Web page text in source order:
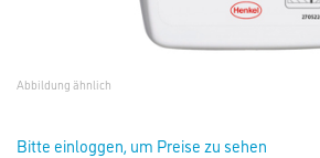
Abbildung ähnlich
Bitte einloggen, um Preise zu sehen